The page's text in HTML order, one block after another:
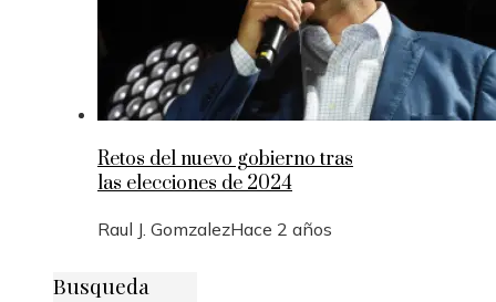
Retos del nuevo gobierno tras
las elecciones de 2024
Raul J. GomzalezHace 2 años
Busqueda